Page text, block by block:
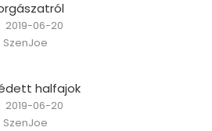
Posted on
2019-06-20
Author
SzenJoe
halfajok
Posted on
2019-06-20
Author
SzenJoe